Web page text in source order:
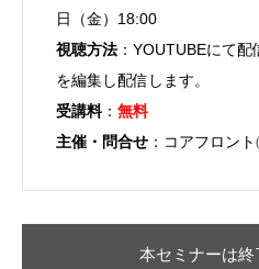
日（金）18:00
視聴方法 ：YOUTUBEにて
を編集し配信します。
受講料： 無料
主催・問合せ ：コアフロン
本セミナーは終